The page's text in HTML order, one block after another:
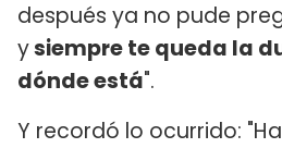
después ya no pude
ysiempre te queda la
dónde está".
Y recordó lo ocurrido: